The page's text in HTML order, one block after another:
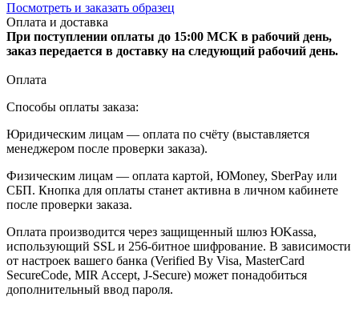
Посмотреть и заказать образец
Оплата и доставка
При поступлении оплаты до 15:00 МСК в рабочий день,
заказ передается в доставку на следующий рабочий день.
Оплата
Способы оплаты заказа:
Юридическим лицам — оплата по счёту (выставляется
менеджером после проверки заказа).
Физическим лицам — оплата картой, ЮMoney, SberPay или
СБП. Кнопка для оплаты станет активна в личном кабинете
после проверки заказа.
Оплата производится через защищенный шлюз ЮKassa,
использующий SSL и 256-битное шифрование. В зависимости
от настроек вашего банка (Verified By Visa, MasterCard
SecureCode, MIR Accept, J-Secure) может понадобиться
дополнительный ввод пароля.